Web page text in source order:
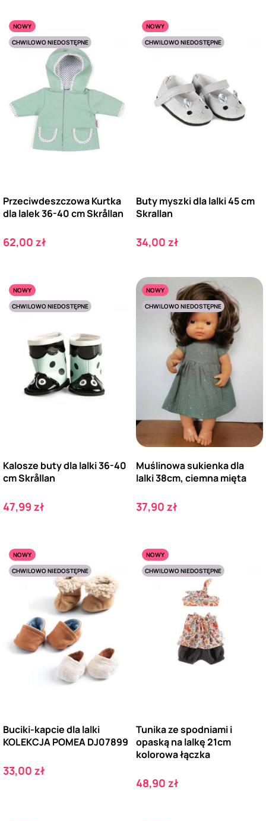
NOWY
CHWILOWO NIEDOSTĘPNE
Przeciwdeszczowa Kurtka
dla lalek 36-40 cm Skrållan
Cena
62,00 zł
NOWY
CHWILOWO NIEDOSTĘPNE
Buty myszki dla lalki 45 cm
Skrallan
Cena
34,00 zł
NOWY
CHWILOWO NIEDOSTĘPNE
Kalosze buty dla lalki 36-40
cm Skrållan
Cena
47,99 zł
NOWY
CHWILOWO NIEDOSTĘPNE
Muślinowa sukienka dla
lalki 38cm, ciemna mięta
Cena
37,90 zł
NOWY
CHWILOWO NIEDOSTĘPNE
Buciki-kapcie dla lalki
KOLEKCJA POMEA DJ07899
Cena
33,00 zł
NOWY
CHWILOWO NIEDOSTĘPNE
Tunika ze spodniami i
opaską na lalkę 21cm
kolorowa łączka
Cena
48,90 zł